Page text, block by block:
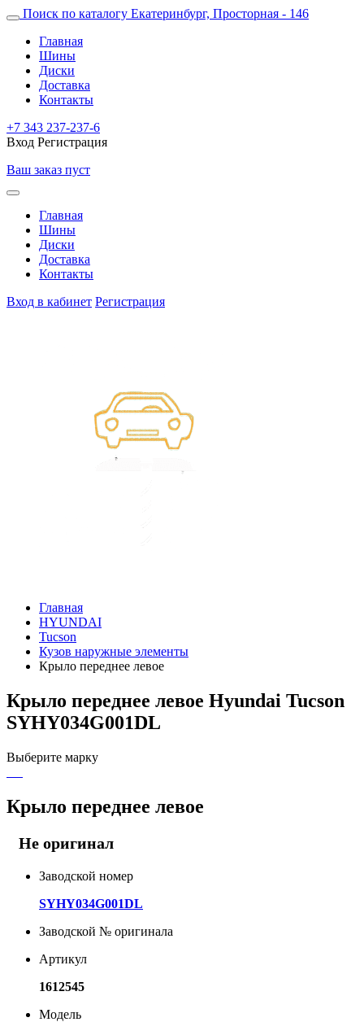
Поиск по каталогу Екатеринбург, Просторная - 146
Главная
Шины
Диски
Доставка
Контакты
+7 343 237-237-6
Вход Регистрация
Ваш заказ пуст
Главная
Шины
Диски
Доставка
Контакты
Вход в кабинет Регистрация
Главная
HYUNDAI
Tucson
Кузов наружные элементы
Крыло переднее левое
Крыло переднее левое Hyundai Tucson
SYHY034G001DL
Выберите марку
Крыло переднее левое
Не оригинал
Заводской номер
SYHY034G001DL
Заводской № оригинала
Артикул
1612545
Модель